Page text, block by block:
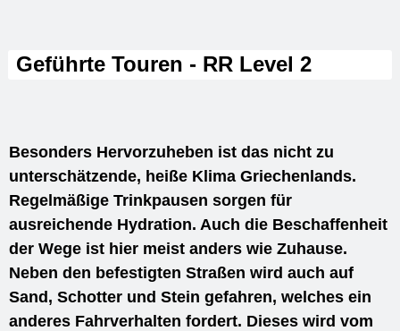
Geführte Touren - RR Level 2
Besonders Hervorzuheben ist das nicht zu
unterschätzende, heiße Klima Griechenlands.
Regelmäßige Trinkpausen sorgen für
ausreichende Hydration. Auch die Beschaffenheit
der Wege ist hier meist anders wie Zuhause.
Neben den befestigten Straßen wird auch auf
Sand, Schotter und Stein gefahren, welches ein
anderes Fahrverhalten fordert. Dieses wird vom